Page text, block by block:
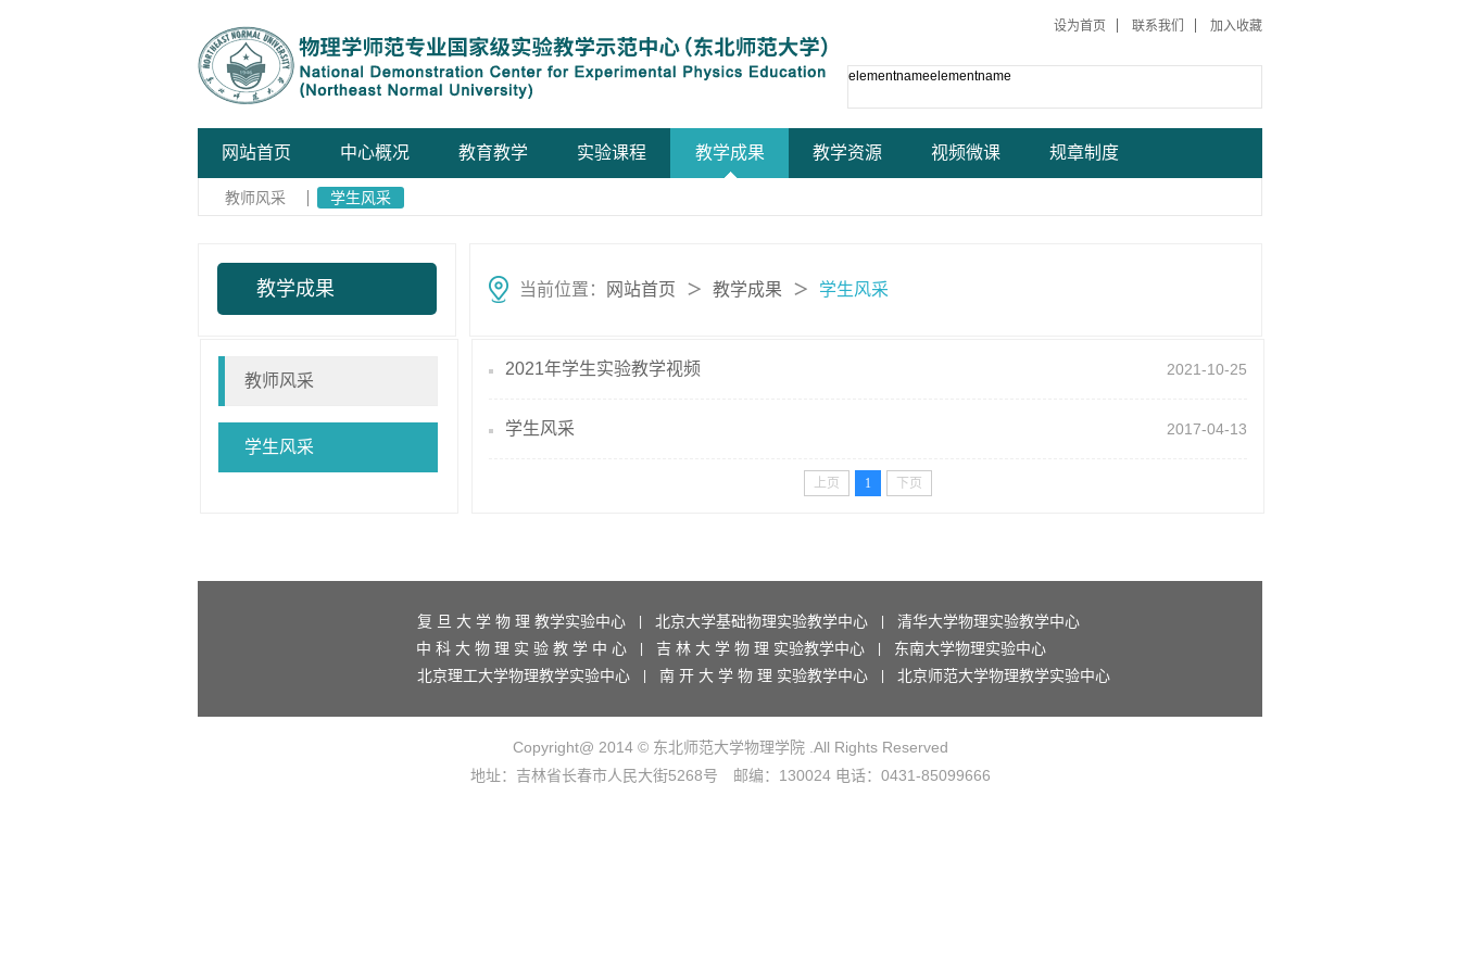
设为首页 联系我们 加入收藏
elementnameelementname
网站首页 中心概况 教育教学 实验课程 教学成果 教学资源 视频微课 规章制度
教师风采 学生风采
教学成果 当前位置： 网站首页 ＞ 教学成果 ＞ 学生风采
教师风采
学生风采
2021年学生实验教学视频 2021-10-25
学生风采 2017-04-13
上页 1 下页
复 旦 大 学 物 理 教学实验中心 北京大学基础物理实验教学中心
清华大学物理实验教学中心
中 科 大 物 理 实 验 教 学 中 心
吉 林 大 学 物 理 实验教学中心
东南大学物理实验中心
北京理工大学物理教学实验中心
南 开 大 学 物 理 实验教学中心 北京师范大学物理教学实验中心
Copyright@ 2014 © 东北师范大学物理学院 .All Rights Reserved
地址：吉林省长春市人民大街5268号 邮编：130024 电话：0431-85099666